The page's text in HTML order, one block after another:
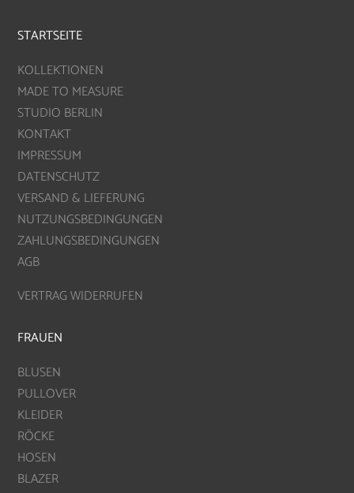
STARTSEITE
KOLLEKTIONEN
MADE TO MEASURE
STUDIO BERLIN
KONTAKT
IMPRESSUM
DATENSCHUTZ
VERSAND & LIEFERUNG
NUTZUNGSBEDINGUNGEN
ZAHLUNGSBEDINGUNGEN
AGB
VERTRAG WIDERRUFEN
FRAUEN
BLUSEN
PULLOVER
KLEIDER
RÖCKE
HOSEN
BLAZER